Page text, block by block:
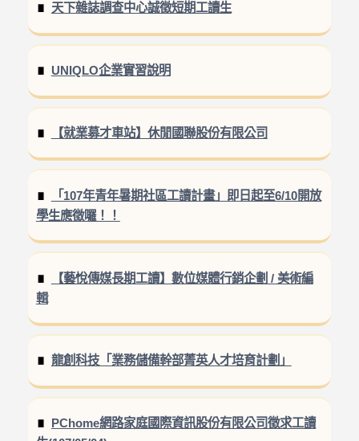
天下雜誌調查中心誠徵短期工讀生
UNIQLO企業實習說明
【就業募才車站】休閒國聯股份有限公司
「107年青年暑期社區工讀計畫」即日起至6/10開放
學生應徵囉！！
【藝悅傳媒長期工讀】數位媒體行銷企劃 / 美術編
輯
龍創科技「業務儲備幹部菁英人才培育計劃」
PChome網路家庭國際資訊股份有限公司徵求工讀